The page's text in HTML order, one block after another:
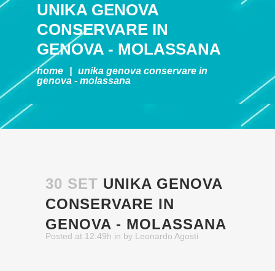
UNIKA GENOVA
CONSERVARE IN
GENOVA - MOLASSANA
home unika genova conservare in
genova - molassana
30 SET UNIKA GENOVA
CONSERVARE IN
GENOVA - MOLASSANA
Posted at 12:49h in by Leonardo Agosti